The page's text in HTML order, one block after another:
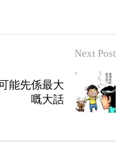
Next Post
能先係最大
嘅大話